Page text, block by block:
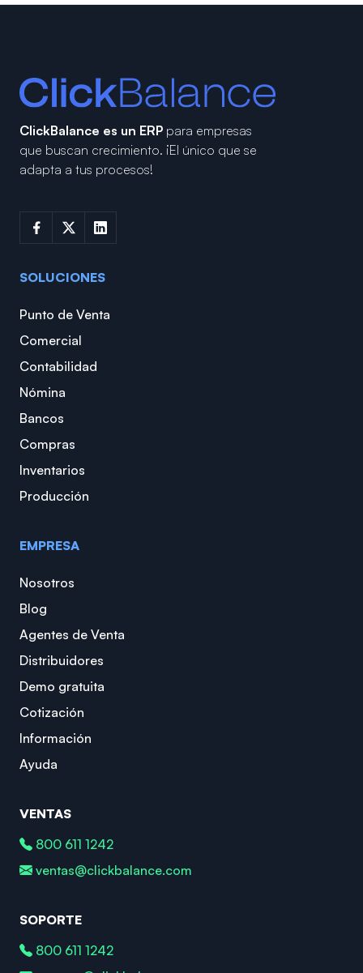
ClickBalance es un ERP para empresas
que buscan crecimiento. ¡El único que se
adapta a tus procesos!
SOLUCIONES
Punto de Venta
Comercial
Contabilidad
Nómina
Bancos
Compras
Inventarios
Producción
EMPRESA
Nosotros
Blog
Agentes de Venta
Distribuidores
Demo gratuita
Cotización
Información
Ayuda
VENTAS
800 611 1242
ventas@clickbalance.com
SOPORTE
800 611 1242